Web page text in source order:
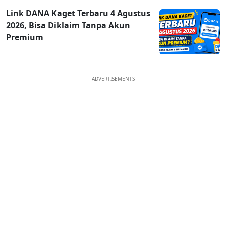
Link DANA Kaget Terbaru 4 Agustus
2026, Bisa Diklaim Tanpa Akun
Premium
ADVERTISEMENTS